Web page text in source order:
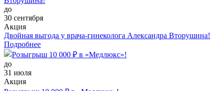
до
30 сентября
Акция
Двойная выгода у врача‑гинеколога Александра Вторушина!
Подробнее
до
31 июля
Акция